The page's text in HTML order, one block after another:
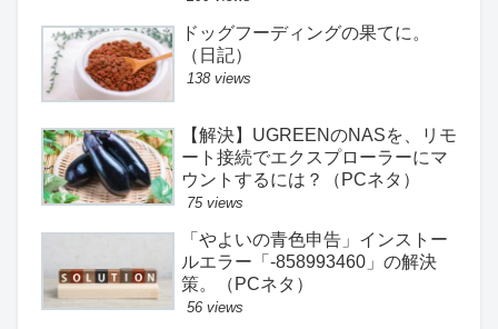
ドッグフーディングの果てに。
（日記）
138 views
【解決】UGREENのNASを、リモ
ート接続でエクスプローラーにマ
ウントするには？（PCネタ）
75 views
「やよいの青色申告」インストー
ルエラー「-858993460」の解決
策。（PCネタ）
56 views